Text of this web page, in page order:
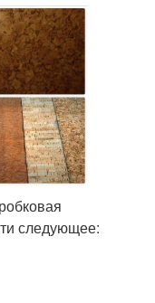
следующее: